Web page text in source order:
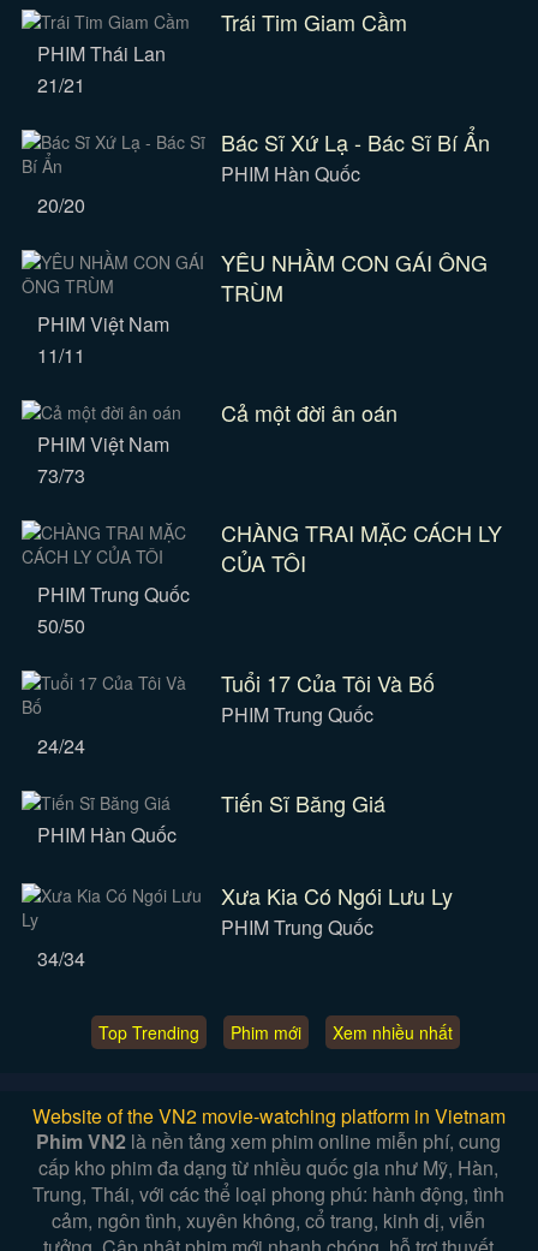
Trái Tim Giam Cầm
PHIM Thái Lan
21/21
Bác Sĩ Xứ Lạ - Bác Sĩ Bí Ẩn
PHIM Hàn Quốc
20/20
YÊU NHẦM CON GÁI ÔNG
TRÙM
PHIM Việt Nam
11/11
Cả một đời ân oán
PHIM Việt Nam
73/73
CHÀNG TRAI MẶC CÁCH LY
CỦA TÔI
PHIM Trung Quốc
50/50
Tuổi 17 Của Tôi Và Bố
PHIM Trung Quốc
24/24
Tiến Sĩ Băng Giá
PHIM Hàn Quốc
Xưa Kia Có Ngói Lưu Ly
PHIM Trung Quốc
34/34
Top Trending Phim mới Xem nhiều nhất
Website of the VN2 movie-watching platform in Vietnam
Phim VN2 là nền tảng xem phim online miễn phí, cung
cấp kho phim đa dạng từ nhiều quốc gia như Mỹ, Hàn,
Trung, Thái, với các thể loại phong phú: hành động, tình
cảm, ngôn tình, xuyên không, cổ trang, kinh dị, viễn